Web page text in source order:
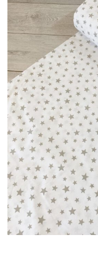
הוסף
לWishlist